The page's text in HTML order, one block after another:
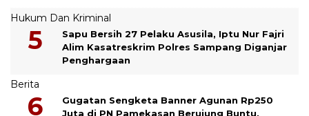
Hukum Dan Kriminal
Sapu Bersih 27 Pelaku Asusila, Iptu Nur Fajri
Alim Kasatreskrim Polres Sampang Diganjar
Penghargaan
Berita
Gugatan Sengketa Banner Agunan Rp250
Juta di PN Pamekasan Berujung Buntu,